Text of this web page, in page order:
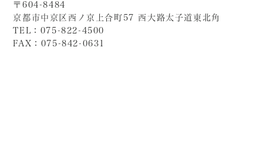
〒604-8484
京都市中京区西ノ京上合町57 西大路太子道東北角
TEL：075-822-4500
FAX：075-842-0631